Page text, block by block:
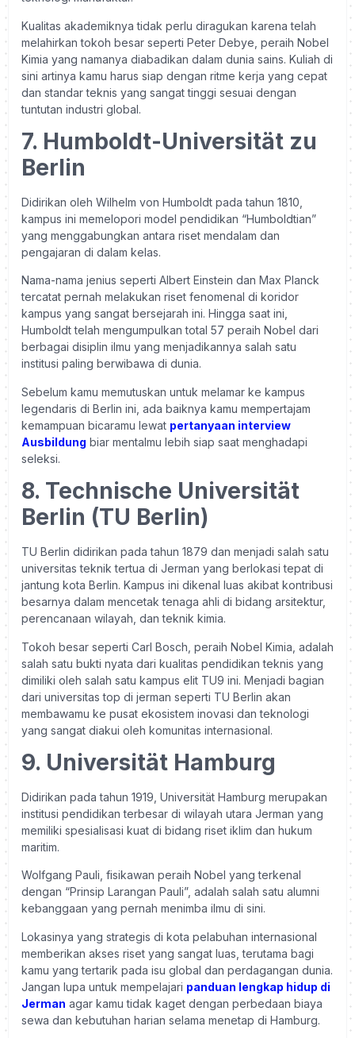
Kualitas akademiknya tidak perlu diragukan karena telah
melahirkan tokoh besar seperti Peter Debye, peraih Nobel
Kimia yang namanya diabadikan dalam dunia sains. Kuliah di
sini artinya kamu harus siap dengan ritme kerja yang cepat
dan standar teknis yang sangat tinggi sesuai dengan
tuntutan industri global.
7. Humboldt-Universität zu
Berlin
Didirikan oleh Wilhelm von Humboldt pada tahun 1810,
kampus ini memelopori model pendidikan “Humboldtian”
yang menggabungkan antara riset mendalam dan
pengajaran di dalam kelas.
Nama-nama jenius seperti Albert Einstein dan Max Planck
tercatat pernah melakukan riset fenomenal di koridor
kampus yang sangat bersejarah ini. Hingga saat ini,
Humboldt telah mengumpulkan total 57 peraih Nobel dari
berbagai disiplin ilmu yang menjadikannya salah satu
institusi paling berwibawa di dunia.
Sebelum kamu memutuskan untuk melamar ke kampus
legendaris di Berlin ini, ada baiknya kamu mempertajam
kemampuan bicaramu lewat pertanyaan interview
Ausbildung biar mentalmu lebih siap saat menghadapi
seleksi.
8. Technische Universität
Berlin (TU Berlin)
TU Berlin didirikan pada tahun 1879 dan menjadi salah satu
universitas teknik tertua di Jerman yang berlokasi tepat di
jantung kota Berlin. Kampus ini dikenal luas akibat kontribusi
besarnya dalam mencetak tenaga ahli di bidang arsitektur,
perencanaan wilayah, dan teknik kimia.
Tokoh besar seperti Carl Bosch, peraih Nobel Kimia, adalah
salah satu bukti nyata dari kualitas pendidikan teknis yang
dimiliki oleh salah satu kampus elit TU9 ini. Menjadi bagian
dari universitas top di jerman seperti TU Berlin akan
membawamu ke pusat ekosistem inovasi dan teknologi
yang sangat diakui oleh komunitas internasional.
9. Universität Hamburg
Didirikan pada tahun 1919, Universität Hamburg merupakan
institusi pendidikan terbesar di wilayah utara Jerman yang
memiliki spesialisasi kuat di bidang riset iklim dan hukum
maritim.
Wolfgang Pauli, fisikawan peraih Nobel yang terkenal
dengan “Prinsip Larangan Pauli”, adalah salah satu alumni
kebanggaan yang pernah menimba ilmu di sini.
Lokasinya yang strategis di kota pelabuhan internasional
memberikan akses riset yang sangat luas, terutama bagi
kamu yang tertarik pada isu global dan perdagangan dunia.
Jangan lupa untuk mempelajari panduan lengkap hidup di
Jerman agar kamu tidak kaget dengan perbedaan biaya
sewa dan kebutuhan harian selama menetap di Hamburg.